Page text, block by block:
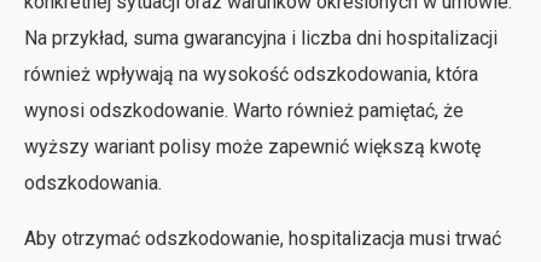
Na przykład, suma gwarancyjna i liczba dni hospitalizacji
również wpływają na wysokość odszkodowania, która
wynosi odszkodowanie. Warto również pamiętać, że
wyższy wariant polisy może zapewnić większą kwotę
odszkodowania.
Aby otrzymać odszkodowanie, hospitalizacja musi trwać